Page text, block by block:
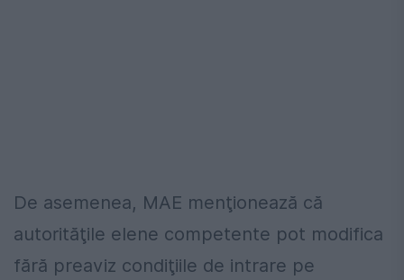
De asemenea, MAE menţionează că
autorităţile elene competente pot modifica
fără preaviz condiţiile de intrare pe